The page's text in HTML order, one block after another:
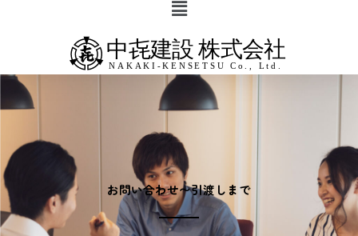
キ
Main
お問い合わせ〜引渡しまで